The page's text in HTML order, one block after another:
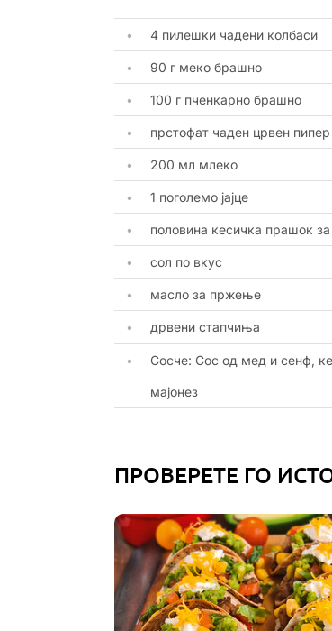
4 пилешки чадени колбаси
90 г меко брашно
100 г пченкарно брашно
прстофат чаден црвен пипер
200 мл млеко
1 поголемо јајце
половина кесичка прашок
сол по вкус
масло за пржење
дрвени стапчиња
Сосче: Сос од мед и сенф,
мајонез
ПРОВЕРЕТЕ ГО